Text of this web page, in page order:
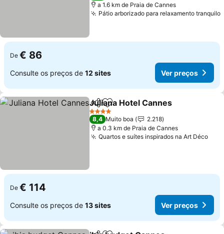
a 1.6 km de Praia de Cannes
Pátio arborizado para relaxamento tranquilo
De € 86
Consulte os preços de 12 sites Ver preços
PartilharAdicionar aos favoritos
Juliana Hotel Cannes
4 Estrelas
8,4 Muito boa
2.218
a 0.3 km de Praia de Cannes
Quartos e suítes inspirados na Art DécoVer
De € 114
Consulte os preços de 13 sites Ver preços